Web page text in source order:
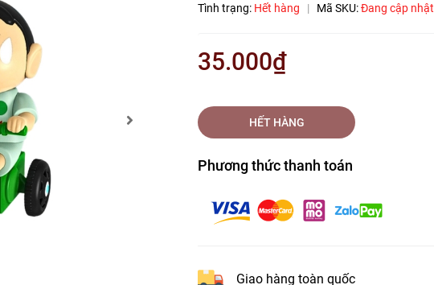
Tình trạng: Hết hàng | Mã SKU:Đang cập nhật
35.000₫
HẾT HÀNG
Phương thức thanh toán
Giao hàng toàn quốc